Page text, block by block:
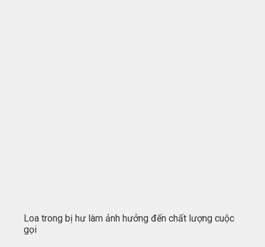
Loa trong bị hư làm ảnh hưởng đến chất lượng cuộc
gọi